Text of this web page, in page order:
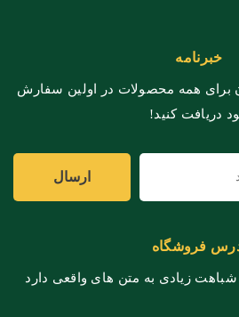
خبرنامه
برای همه محصولات در اولین سفارش
دریافت کنید!
فروشگاه
شباهت زیادی به متن های واقعی دارد